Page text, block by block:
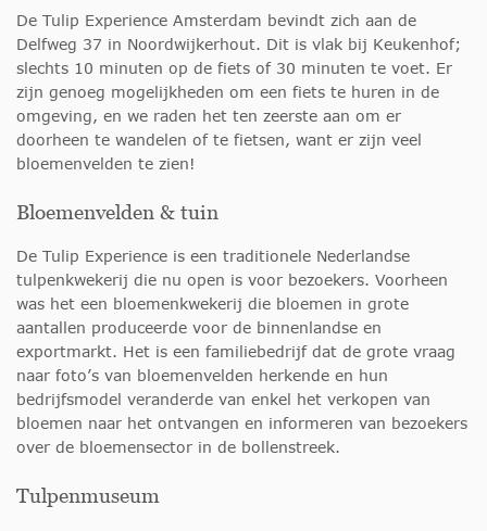
De Tulip Experience Amsterdam bevindt zich aan de
Delfweg 37 in Noordwijkerhout. Dit is vlak bij Keukenhof;
slechts 10 minuten op de fiets of 30 minuten te voet. Er
zijn genoeg mogelijkheden om een fiets te huren in de
omgeving, en we raden het ten zeerste aan om er
doorheen te wandelen of te fietsen, want er zijn veel
bloemenvelden te zien!
Bloemenvelden & tuin
De Tulip Experience is een traditionele Nederlandse
tulpenkwekerij die nu open is voor bezoekers. Voorheen
was het een bloemenkwekerij die bloemen in grote
aantallen produceerde voor de binnenlandse en
exportmarkt. Het is een familiebedrijf dat de grote vraag
naar foto’s van bloemenvelden herkende en hun
bedrijfsmodel veranderde van enkel het verkopen van
bloemen naar het ontvangen en informeren van bezoekers
over de bloemensector in de bollenstreek.
Tulpenmuseum